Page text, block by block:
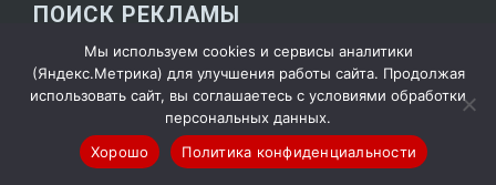
ПОИСК РЕКЛАМЫ
Найти:
Мы используем cookies и сервисы аналитики
(Яндекс.Метрика) для улучшения работы сайта. Продолжая
использовать сайт, вы соглашаетесь с условиями обработки
персональных данных.
Хорошо
Политика конфиденциальности